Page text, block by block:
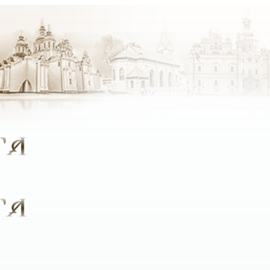
стали ближче до Бога, який був би цікавим людям